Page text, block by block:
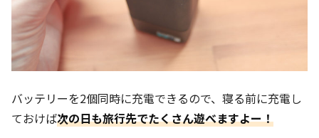
バッテリーを2個同時に充電できるので、寝る前に充電し
ておけば次の日も旅行先でたくさん遊べますよー！